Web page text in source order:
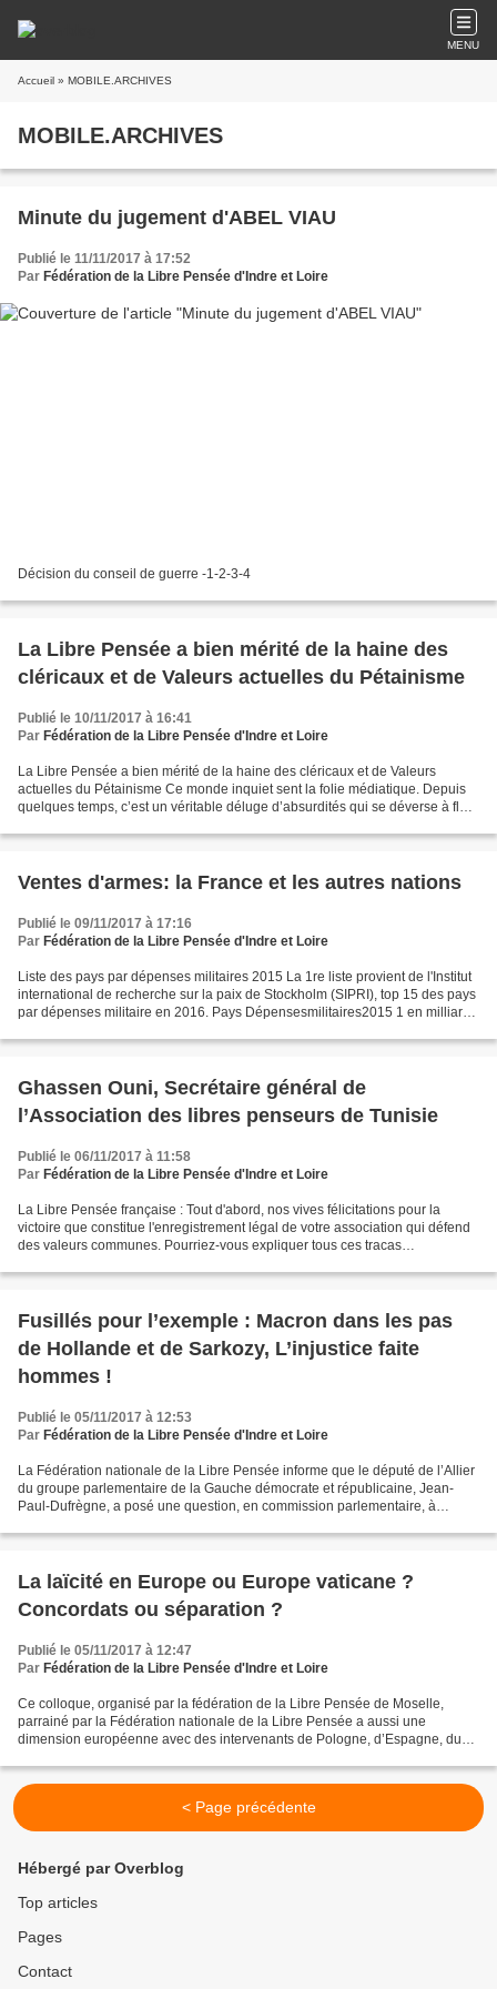
MENU
Accueil » MOBILE.ARCHIVES
MOBILE.ARCHIVES
Minute du jugement d'ABEL VIAU
Publié le 11/11/2017 à 17:52
Par Fédération de la Libre Pensée d'Indre et Loire
Décision du conseil de guerre -1-2-3-4
La Libre Pensée a bien mérité de la haine des
cléricaux et de Valeurs actuelles du Pétainisme
Publié le 10/11/2017 à 16:41
Par Fédération de la Libre Pensée d'Indre et Loire
La Libre Pensée a bien mérité de la haine des cléricaux et de Valeurs
actuelles du Pétainisme Ce monde inquiet sent la folie médiatique. Depuis
quelques temps, c’est un véritable déluge d’absurdités qui se déverse à flots
Ventes d'armes: la France et les autres nations
Publié le 09/11/2017 à 17:16
Par Fédération de la Libre Pensée d'Indre et Loire
Liste des pays par dépenses militaires 2015 La 1re liste provient de l'Institut
international de recherche sur la paix de Stockholm (SIPRI), top 15 des pays
par dépenses militaire en 2016. Pays Dépensesmilitaires2015 1 en milliard
Ghassen Ouni, Secrétaire général de
l’Association des libres penseurs de Tunisie
Publié le 06/11/2017 à 11:58
Par Fédération de la Libre Pensée d'Indre et Loire
La Libre Pensée française : Tout d'abord, nos vives félicitations pour la
victoire que constitue l'enregistrement légal de votre association qui défend
des valeurs communes. Pourriez-vous expliquer tous ces tracas
Fusillés pour l’exemple : Macron dans les pas
de Hollande et de Sarkozy, L’injustice faite
hommes !
Publié le 05/11/2017 à 12:53
Par Fédération de la Libre Pensée d'Indre et Loire
La Fédération nationale de la Libre Pensée informe que le député de l’Allier
du groupe parlementaire de la Gauche démocrate et républicaine, Jean-
Paul-Dufrègne, a posé une question, en commission parlementaire, à
La laïcité en Europe ou Europe vaticane ?
Concordats ou séparation ?
Publié le 05/11/2017 à 12:47
Par Fédération de la Libre Pensée d'Indre et Loire
Ce colloque, organisé par la fédération de la Libre Pensée de Moselle,
parrainé par la Fédération nationale de la Libre Pensée a aussi une
dimension européenne avec des intervenants de Pologne, d’Espagne, du
< Page précédente
Hébergé par Overblog
Top articles
Pages
Contact